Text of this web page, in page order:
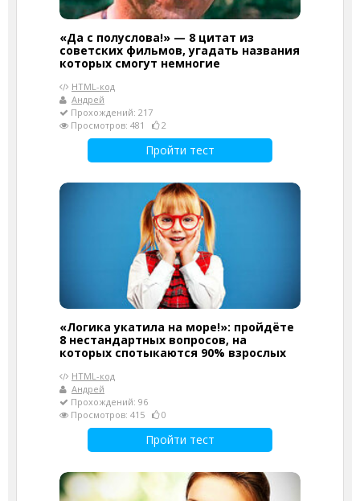
«Да с полуслова!» — 8 цитат из
советских фильмов, угадать названия
которых смогут немногие
HTML-код
Андрей
Прохождений: 217
Просмотров: 481
2
Пройти тест
«Логика укатила на море!»: пройдёте
8 нестандартных вопросов, на
которых спотыкаются 90% взрослых
HTML-код
Андрей
Прохождений: 96
Просмотров: 415
0
Пройти тест